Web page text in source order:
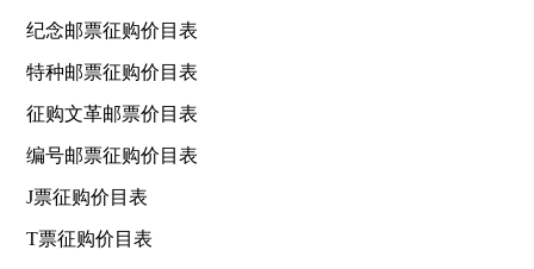
纪念邮票征购价目表
特种邮票征购价目表
征购文革邮票价目表
编号邮票征购价目表
J票征购价目表
T票征购价目表